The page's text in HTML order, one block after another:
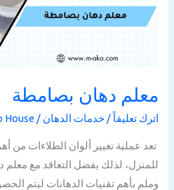
معلم دهان بصامطة
اترك تعليقاً /خدمات الدهان /
House
تعد عملية تغيير ألوان الطلاءات من
للمنزل، لذلك يفضل التعاقد مع
وملم بأهم تقنيات الدهانات ليتم